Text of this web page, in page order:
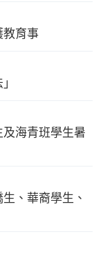
教育事
及海青班學生暑
、華裔學生、